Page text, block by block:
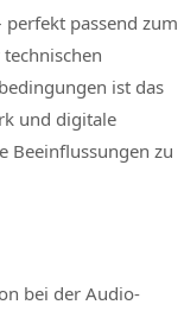
perfekt passend zum
ist das
und digitale
Beeinflussungen zu
bei der Audio-